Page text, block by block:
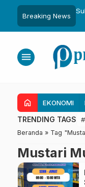
Breaking News
Gelar Sulo
menu
home EKONOMI
TRENDING TAGS
Beranda » Tag
Mustari